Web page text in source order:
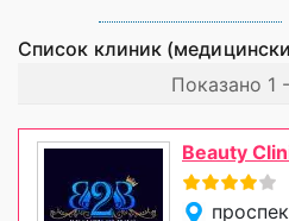
Список клиник
Показано 1 -
Beauty